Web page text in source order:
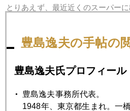
とりあえず、最近近くのスーパー
1月 2月 3月
豊島逸夫の手帖の
豊島逸夫氏プロフィール
豊島逸夫事務所代表。
1948年、東京都生まれ。一